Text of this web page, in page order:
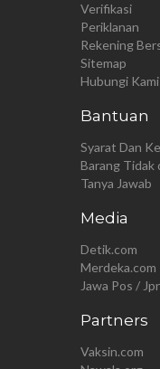
Verifikasi
Periklanan
Rekening
Sitemap
Hubungi Kami
Bantuan
Syarat Dan
Barang Tidak
Tanya Jawab
Media
Detik.com
Merdeka.com
Jawa Pos /
Partners
Vaksin.com